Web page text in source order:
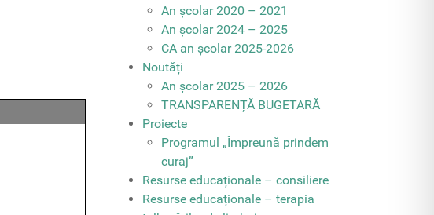
An școlar 2020 – 2021
An școlar 2024 – 2025
CA an școlar 2025-2026
Noutăți
An școlar 2025 – 2026
TRANSPARENȚĂ BUGETARĂ
Proiecte
Programul „Împreună prindem
curaj”
Resurse educaționale – consiliere
Resurse educaționale – terapia